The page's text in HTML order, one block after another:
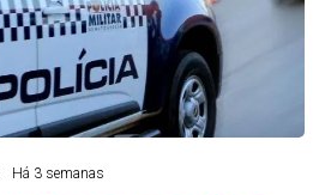
Há 3 semanas